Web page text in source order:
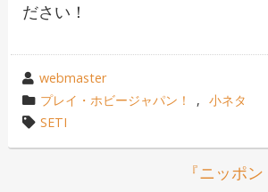
ださい！
投
稿
者
webmaster
カ
テ
ゴ
プレイ・ホビージャパン！ , 小ネタ
タ
グ
SETI
『ニッポ